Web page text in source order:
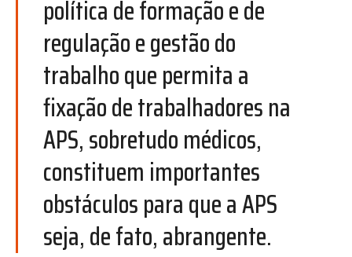
política de formação e de
regulação e gestão do
trabalho que permita a
fixação de trabalhadores na
APS, sobretudo médicos,
constituem importantes
obstáculos para que a APS
seja, de fato, abrangente.